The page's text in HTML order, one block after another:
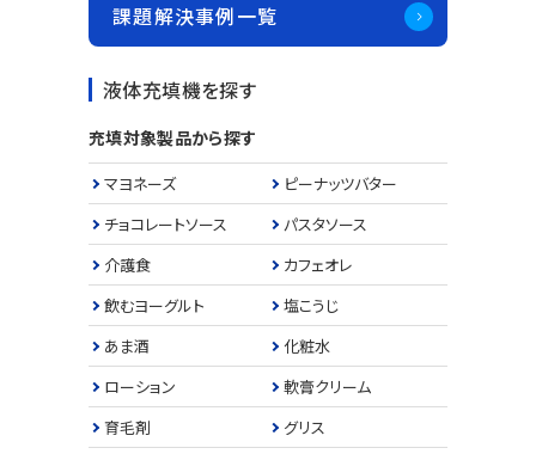
課題解決事例一覧
液体充填機を探す
充填対象製品から探す
マヨネーズ
ピーナッツバター
チョコレートソース
パスタソース
介護食
カフェオレ
飲むヨーグルト
塩こうじ
あま酒
化粧水
ローション
軟膏クリーム
育毛剤
グリス